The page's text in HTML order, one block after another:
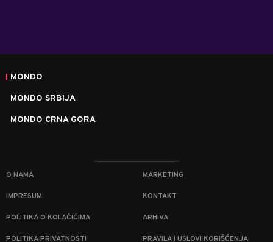
MONDO
MONDO SRBIJA
MONDO CRNA GORA
O NAMA MARKETING
IMPRESUM KONTAKT
POLITIKA O KOLAČIĆIMA ARHIVA
POLITIKA PRIVATNOSTI PRAVILA I USLOVI KORIŠĆENJA